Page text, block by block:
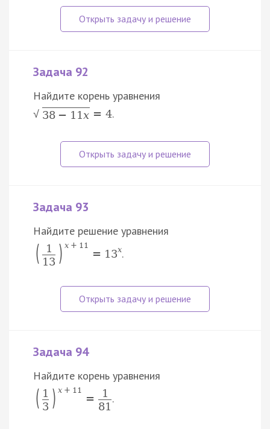
Задача 92
Найдите корень уравнения
√ 38 − 11 x = 4.
Задача 93
Найдите решение уравнения
(
1
13 ) x + 11
= 13x.
Задача 94
Найдите корень уравнения
( 1
3 ) x + 11
=
1
81
.